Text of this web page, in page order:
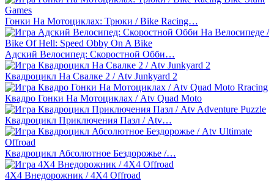
Гонки На Мотоциклах: Трюки / Bike Racing…
Адский Велосипед: Скоростной Обби…
Квадроцикл На Свалке 2 / Atv Junkyard 2
Квадро Гонки На Мотоциклах / Atv Quad Moto
Квадроцикл Приключения Пазл / Atv…
Квадроцикл Абсолютное Бездорожье /…
4Х4 Внедорожник / 4X4 Offroad